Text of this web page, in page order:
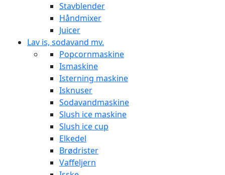
Stavblender
Håndmixer
Juicer
Lav is, sodavand mv.
Popcornmaskine
Ismaskine
Isterning maskine
Isknuser
Sodavandmaskine
Slush ice maskine
Slush ice cup
Elkedel
Brødrister
Vaffeljern